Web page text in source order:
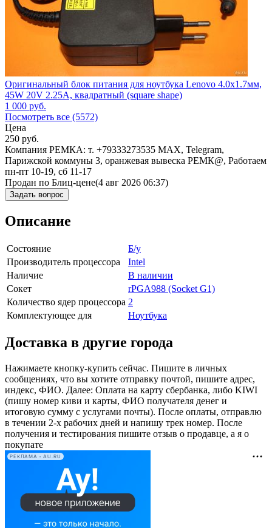
Оригинальный блок питания для ноутбука Lenovo 4.0x1.7мм,
45W 20V 2.25A, квадратный (square shape)
1 000 руб.
Посмотреть все (5572)
Цена
250 руб.
Компания РЕМКА: т. +79333273535 MAX, Telegram,
Парижской коммуны 3, оранжевая вывеска РЕМК@, Работаем
пн-пт 10-19, сб 11-17
Продан по Блиц-цене(4 авг 2026 06:37)
Задать вопрос
Описание
Состояние
Б/у
Производитель процессора
Intel
Наличие
В наличии
Сокет
rPGA988 (Socket G1)
Количество ядер процессора 2
Комплектующее для
Ноутбука
Доставка в другие города
Нажимаете кнопку-купить сейчас. Пишите в личных
сообщениях, что вы хотите отправку почтой, пишите адрес,
индекс, ФИО. Далее: Оплата на карту сбербанка, либо KIWI
(пишу номер киви и карты, ФИО получателя денег и
итоговую сумму с услугами почты). После оплаты, отправлю
в течении 2-х рабочих дней и напишу трек номер. После
получения и тестирования пишите отзыв о продавце, а я о
покупате
РЕКЛАМА • AU.RU